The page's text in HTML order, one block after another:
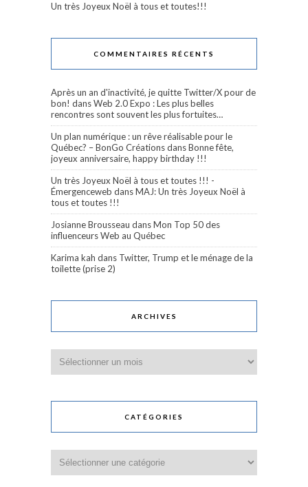
Un très Joyeux Noël à tous et toutes!!!
COMMENTAIRES RÉCENTS
Après un an d'inactivité, je quitte Twitter/X pour de
bon! dansWeb 2.0 Expo : Les plus belles
rencontres sont souvent les plus fortuites…
Un plan numérique : un rêve réalisable pour le
Québec? – BonGo CréationsdansBonne fête,
joyeux anniversaire, happy birthday !!!
Un très Joyeux Noël à tous et toutes !!! -
Émergenceweb dansMAJ: Un très Joyeux Noël à
tous et toutes !!!
Josianne Brousseau dansMon Top 50 des
influenceurs Web au Québec
Karima kah dans Twitter, Trump et le ménage de la
toilette (prise 2)
ARCHIVES
CATÉGORIES